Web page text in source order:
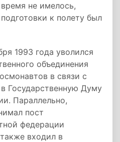
не имелось,
к полету был
1993 года уволился
объединения
в связи с
Государственную Думу
Параллельно,
пост
федерации
входил в